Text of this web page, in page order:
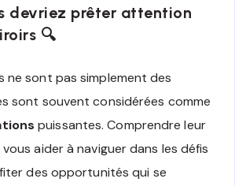
devriez prêter attention
🔍
ne sont pas simplement des
sont souvent considérées comme
puissantes. Comprendre leur
aider à naviguer dans les défis
des opportunités qui se